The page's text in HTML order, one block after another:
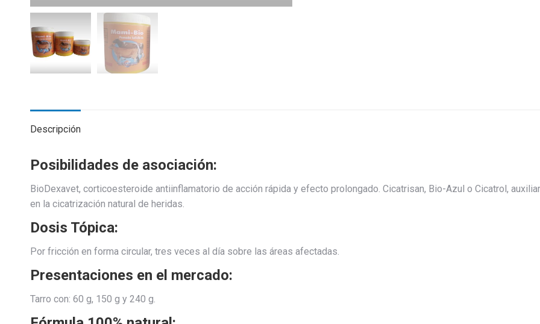
Descripción
Posibilidades de asociación:
BioDexavet, corticoesteroide antiinflamatorio de acción rápida y efecto prolongado. Cicatrisan, Bio-Azul o Cicatrol,
en la cicatrización natural de heridas.
Dosis Tópica:
Por fricción en forma circular, tres veces al día sobre las áreas afectadas.
Presentaciones en el mercado:
Tarro con: 60 g, 150 g y 240 g.